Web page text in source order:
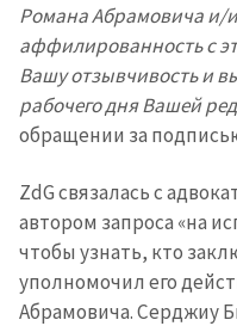
Романа Абрамовича и/
аффилированность с
Вашу отзывчивость и
рабочего дня Вашей
обращении за
ZdG связалась с
автором запроса «на
чтобы узнать, кто
уполномочил его
Абрамовича. Серджиу